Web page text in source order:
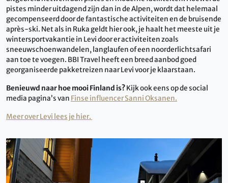
pistes minder uitdagend zijn dan in de Alpen, wordt dat helemaal
gecompenseerd door de fantastische activiteiten en de bruisende
après-ski. Net als in Ruka geldt hier ook, je haalt het meeste uit je
wintersportvakantie in Levi door er activiteiten zoals
sneeuwschoenwandelen, langlaufen of een noorderlichtsafari
aan toe te voegen. BBI Travel heeft een breed aanbod goed
georganiseerde pakketreizen naar Levi voor je klaarstaan.
Benieuwd naar hoe mooi Finland is?Kijk ook eens op de social
media pagina’s van Finse influencer Sanni Oksanen.
Meer over Levi lees je hier.